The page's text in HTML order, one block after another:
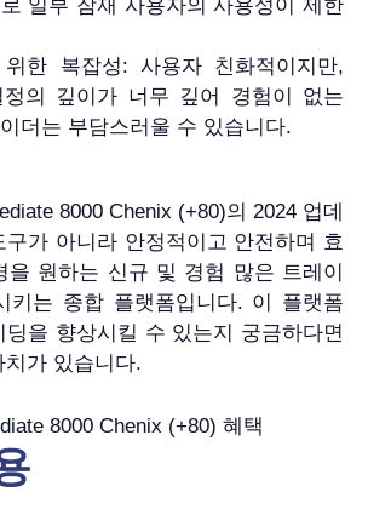
일부 잠재 사용자의 사용성이 제한
위한 복잡성: 사용자 친화적이지만,
정의 깊이가 너무 깊어 경험이 없는
더는 부담스러울 수 있습니다.
8000 Chenix (+80)의 2024 업데
구가 아니라 안정적이고 안전하며 효
을 원하는 신규 및 경험 많은 트레이
키는 종합 플랫폼입니다. 이 플랫폼
딩을 향상시킬 수 있는지 궁금하다면
가 있습니다.